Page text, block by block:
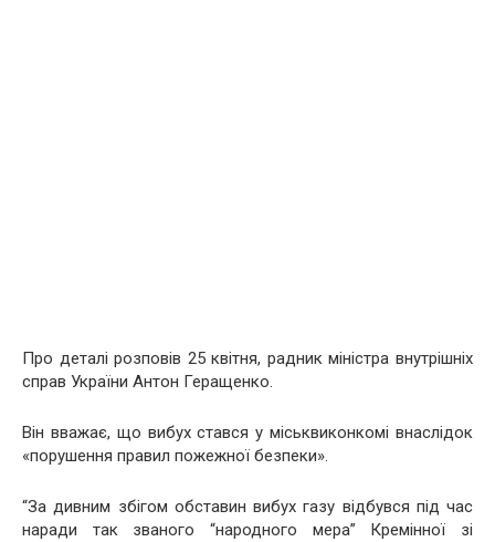
Про деталі розповів 25 квітня, радник міністра внутрішніх
справ України Антон Геращенко.
Він вважає, що вибух стався у міськвиконкомі внаслідок
«порушення правил пожежної безпеки».
“За дивним збігом обставин вибух газу відбувся під час
наради так званого “народного мера” Кремінної зі